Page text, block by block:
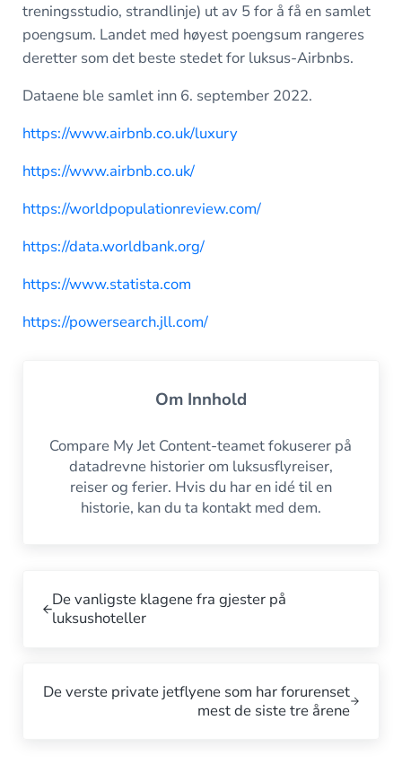
treningsstudio, strandlinje) ut av 5 for å få en samlet
poengsum. Landet med høyest poengsum rangeres
deretter som det beste stedet for luksus-Airbnbs.
Dataene ble samlet inn 6. september 2022.
https://www.airbnb.co.uk/luxury
https://www.airbnb.co.uk/
https://worldpopulationreview.com/
https://data.worldbank.org/
https://www.statista.com
https://powersearch.jll.com/
Om Innhold
Compare My Jet Content-teamet fokuserer på
datadrevne historier om luksusflyreiser,
reiser og ferier. Hvis du har en idé til en
historie, kan du ta kontakt med dem.
De vanligste klagene fra gjester på
luksushoteller
De verste private jetflyene som har forurenset
mest de siste tre årene